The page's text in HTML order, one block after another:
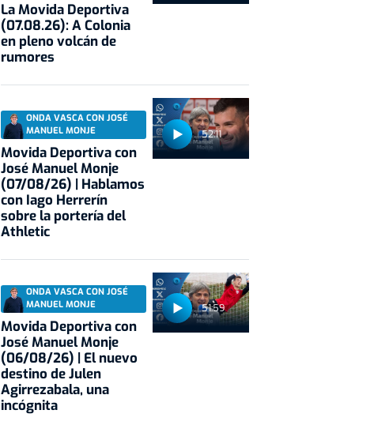
La Movida Deportiva
(07.08.26): A Colonia
en pleno volcán de
rumores
52:11
ONDA VASCA CON JOSÉ
MANUEL MONJE
Movida Deportiva con
José Manuel Monje
(07/08/26) | Hablamos
con Iago Herrerín
sobre la portería del
Athletic
51:59
ONDA VASCA CON JOSÉ
MANUEL MONJE
Movida Deportiva con
José Manuel Monje
(06/08/26) | El nuevo
destino de Julen
Agirrezabala, una
incógnita